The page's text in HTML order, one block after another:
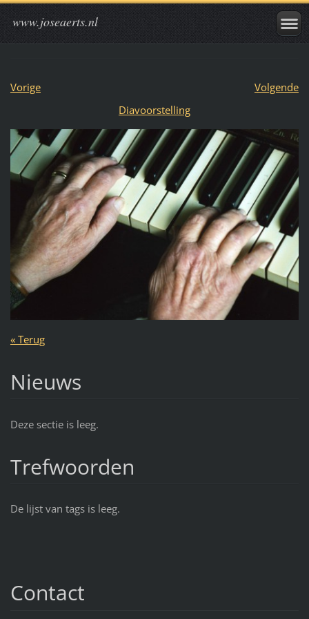
www.joseaerts.nl
Vorige
Volgende
Diavoorstelling
« Terug
Nieuws
Deze sectie is leeg.
Trefwoorden
De lijst van tags is leeg.
Contact